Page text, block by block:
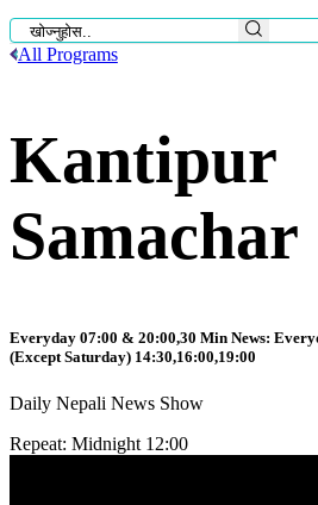
All Programs
Kantipur
Samachar
Everyday 07:00 & 20:00,30 Min News:
(Except Saturday) 14:30,16:00,19:00
Daily Nepali News Show
Repeat: Midnight 12:00